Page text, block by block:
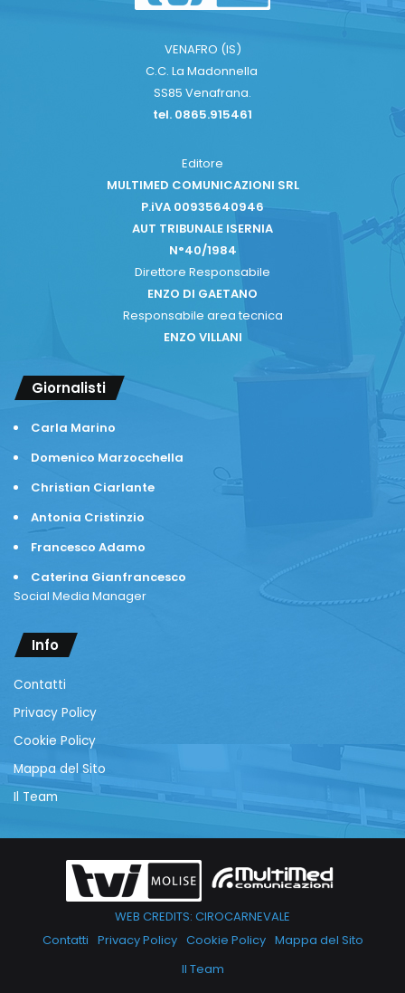
VENAFRO (IS)
C.C. La Madonnella
SS85 Venafrana.
tel. 0865.915461
Editore
MULTIMED COMUNICAZIONI SRL
P.iVA 00935640946
AUT TRIBUNALE ISERNIA
N°40/1984
Direttore Responsabile
ENZO DI GAETANO
Responsabile area tecnica
ENZO VILLANI
Giornalisti
Carla Marino
Domenico Marzocchella
Christian Ciarlante
Antonia Cristinzio
Francesco Adamo
Caterina Gianfrancesco
Social Media Manager
Info
Contatti
Privacy Policy
Cookie Policy
Mappa del Sito
Il Team
WEB CREDITS: CIROCARNEVALE
Contatti Privacy Policy Cookie Policy Mappa del Sito
Il Team